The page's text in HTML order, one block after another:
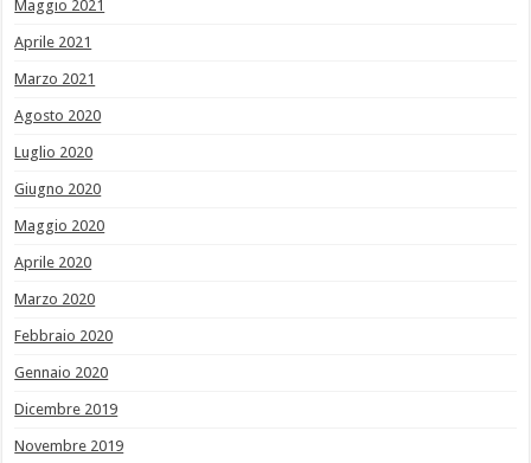
Maggio 2021
Aprile 2021
Marzo 2021
Agosto 2020
Luglio 2020
Giugno 2020
Maggio 2020
Aprile 2020
Marzo 2020
Febbraio 2020
Gennaio 2020
Dicembre 2019
Novembre 2019